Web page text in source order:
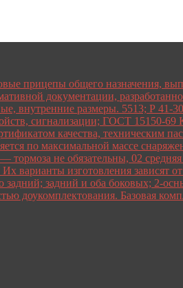
прицепы общего назначения,
документации,
внутренние размеры. 5513; Р
сигнализации; ГОСТ 15150-
качества, техническим
по максимальной массе
тормоза не обязательны, 02
варианты изготовления зависят
задний; задний и оба боковых; 2-
доукомплектования. Базовая